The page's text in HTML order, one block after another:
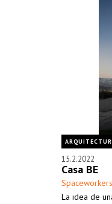
15.2.2022
Casa BE
Spaceworkers
La idea de